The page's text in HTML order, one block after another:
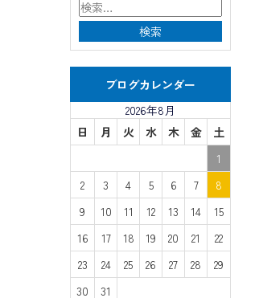
ブログカレンダー
2026年8月
日
月 火 水 木 金
土
1
2
3 4 5 6 7
8
9
10 11 12 13 14
15
16
17 18 19 20 21
22
23
24 25 26 27 28
29
30
31